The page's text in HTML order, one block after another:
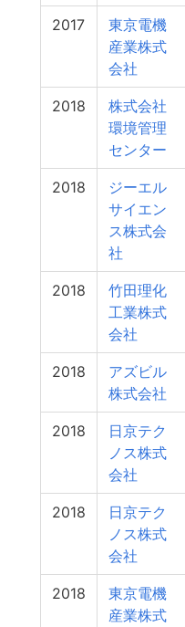
2017
東京電機
産業株式
会社
2018
株式会社
環境管理
センター
2018
ジーエル
サイエン
ス株式会
社
2018
竹田理化
工業株式
会社
2018
アズビル
株式会社
2018
日京テク
ノス株式
会社
2018
日京テク
ノス株式
会社
2018
東京電機
産業株式